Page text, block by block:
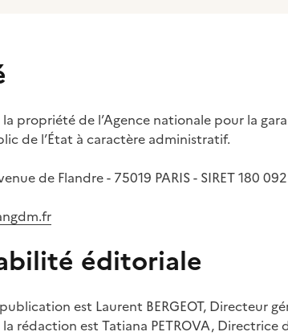
propriété de l’Agence nationale pour la
de l’État à caractère administratif.
de Flandre - 75019 PARIS - SIRET 180
éditoriale
est Laurent BERGEOT, Directeur
la rédaction est Tatiana PETROVA,